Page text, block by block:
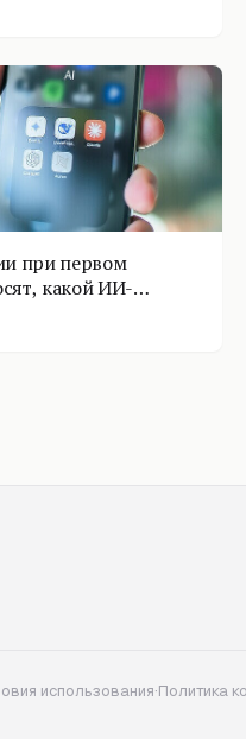
при первом
какой ИИ-
использования·Политика